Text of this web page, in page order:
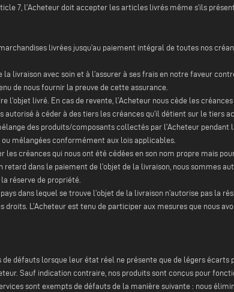
7, l’Acheteur doit accepter les articles livrés même s’ils
livrées jusqu’au paiement intégral de toutes nos
la livraison avec soin et à l’assurer à ses frais en notre faveur
de nous fournir la preuve de cette assurance.
l’objet livré. En cas de revente, l’Acheteur nous cède les
autorisé à céder à des tiers les créances qu’il détient sur le tiers
des produits/composants collectés par l’Acheteur
mélangées conformément aux lois applicables.
les créances qui nous ont été cédées en son nom propre mais
retard dans le paiement de l’objet de la livraison, nous sommes
réserve de propriété.
dans lequel se trouve l’objet de la livraison n’autorise pas la
droits. L’Acheteur est tenu de participer aux mesures que nous
défauts lorsque leur état réel ne présente que de légers
Sauf indication contraire, nos produits sont conçus pour
sont exempts de défauts de la manière suivante : nous